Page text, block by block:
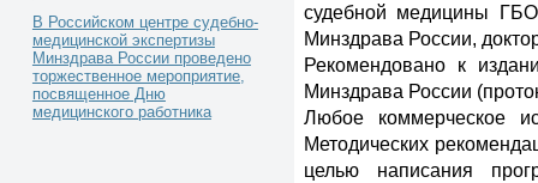
В Российском центре судебно-
медицинской экспертизы
Минздрава России проведено
торжественное мероприятие,
посвященное Дню
медицинского работника
судебной медицины
Минздрава России,
Рекомендовано к
Минздрава России
Любое коммерческое
Методических
целью написания